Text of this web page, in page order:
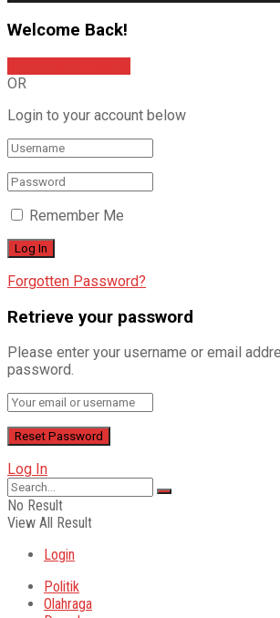
Welcome Back!
OR
Login to your account below
Remember Me
Forgotten Password?
Retrieve your password
Please enter your username or email
password.
Log In
No Result
View All Result
Login
Politik
Olahraga